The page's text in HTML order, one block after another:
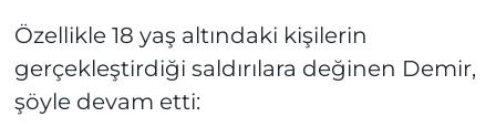
Özellikle 18 yaş altındaki kişilerin
gerçekleştirdiği saldırılara değinen Demir,
şöyle devam etti: